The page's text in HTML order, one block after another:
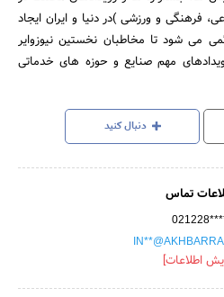
فرهنگی و ورزشی )در دنیا و ایران ایجاد
می شود تا مخاطبان نخستین نیوزوایر
مهم صنایع و حوزه های خدماتی
دنبال کنید
تماس
اطلاعات]